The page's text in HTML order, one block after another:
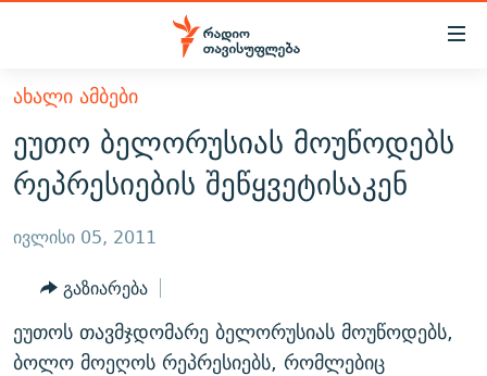
Accessibility
მთავარ
დაბრუნება
მთავარ
დაბრუნება
ძიებაზე
დაბრუნება
ᲐᲮᲐᲚᲘ ᲐᲛᲑᲔᲑᲘ
ᲗᲔᲛᲔᲑᲘ
ᲞᲝᲚᲘᲢᲘᲙᲐ
ᲔᲙᲝᲜᲝᲛᲘᲙᲐ
ᲡᲐᲖᲝᲒᲐᲓᲝᲔᲑᲐ
ᲡᲞᲝᲠᲢᲘ
ᲕᲘᲓᲔᲝ
ᲑᲚᲝᲒᲔᲑᲘ
ᲞᲝᲓᲙᲐᲡᲢᲔᲑᲘ
ᲜᲘᲙᲝᲡ ᲞᲝᲓᲙᲐᲡᲢᲘ
ᲗᲐᲕᲘᲡᲣᲤᲚᲔᲑᲘᲡ ᲛᲝᲜᲘᲢᲝᲠᲘ
ᲗᲥᲕᲔᲜᲘ ᲞᲣᲑᲚᲘᲙᲐᲪᲘᲔᲑᲘ
ᲐᲮᲐᲚᲘ ᲐᲛᲑᲔᲑᲘ
ეუთო ბელორუსიას მოუწოდებს
რეპრესიების შეწყვეტისაკენ
ივლისი 05, 2011
გაზიარება
ეუთოს თავმჯდომარე ბელორუსიას მოუწოდებს,
ბოლო მოეღოს რეპრესიებს, რომლებიც